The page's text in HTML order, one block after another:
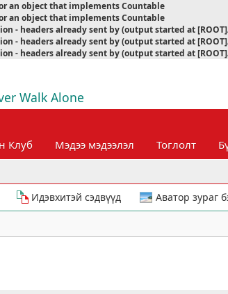
an object that implements Countable
an object that implements Countable
- headers already sent by (output started at
- headers already sent by (output started at
- headers already sent by (output started at
Walk Alone
Клуб Мэдээ мэдээлэл Тоглолт
Идэвхитэй сэдвүүд Аватор зураг